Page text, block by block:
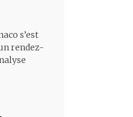
s’est
rendez-